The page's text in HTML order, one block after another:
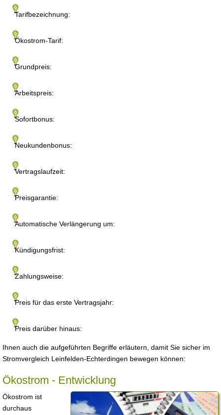
Tarifbezeichnung:
Ökostrom-Tarif:
Grundpreis:
Arbeitspreis:
Sofortbonus:
Neukundenbonus:
Vertragslaufzeit:
Preisgarantie:
Automatische Verlängerung um:
Kündigungsfrist:
Zahlungsweise:
Preis für das erste Vertragsjahr:
Preis darüber hinaus:
Ihnen auch die aufgeführten Begriffe erläutern, damit Sie sicher im
Stromvergleich Leinfelden-Echterdingen bewegen können:
Ökostrom - Entwicklung
Ökostrom ist
durchaus